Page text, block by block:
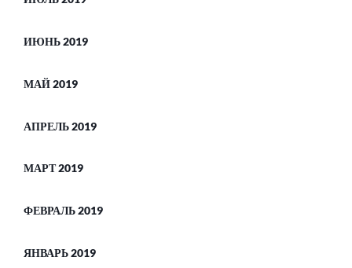
ИЮНЬ 2019
МАЙ 2019
АПРЕЛЬ 2019
МАРТ 2019
ФЕВРАЛЬ 2019
ЯНВАРЬ 2019